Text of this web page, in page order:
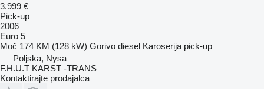
3.999 €
Pick-up
2006
Euro 5
Moč 174 KM (128 kW) Gorivo diesel Karoserija pick-up
Poljska, Nysa
F.H.U.T KARST -TRANS
Kontaktirajte prodajalca